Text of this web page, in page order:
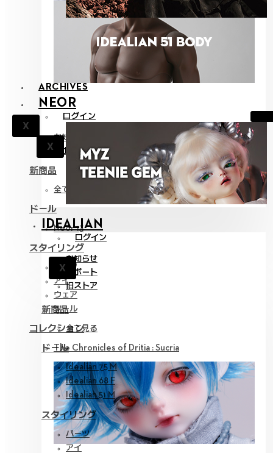
ARCHIVES
X
NEOR
ログイン
X
お知らせ
サポート
新商品
全て見る
ドール
Neor 13
スタイリング
パーツ
アイ
ウェア
ツール
コレクション
The Chronicles of Dritia : Sucria
IDEALIAN
ログイン
X
お知らせ
サポート
旧ストア
新商品
全て見る
ドール
Idealian 75 M
Idealian 68 F
Idealian 51 M
スタイリング
パーツ
アイ